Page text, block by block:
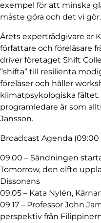
exempel för att minska
måste göra och det vi gör.
Årets expertrådgivare är
författare och föreläsare
driver företaget Shift
”shifta” till resilienta
föreläser och håller
klimatpsykologiska
programledare är som
Jansson.
Broadcast Agenda (09:00
09.00 – Sändningen
Tomorrow, den elfte
Dissonans
09.05 – Kata Nylén,
09.17 – Professor John
perspektiv från